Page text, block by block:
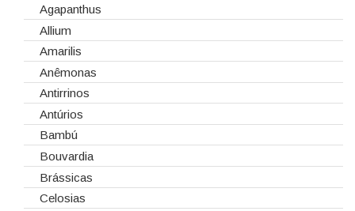
Caixas e Sacos
Cartões e Etiquetas
Cola Fria
Corantes
Embalagens
Esponjas
Estruturas
Fitas
Gaiolas
Lanternas
Dia da Mãe
Dia da Mulher
Dia de Todos os Santos (1 de Novembro)
Dia dos Namorados
Natal
Agapanthus
Allium
Amarilis
Anêmonas
Antirrinos
Antúrios
Bambú
Bouvardia
Brássicas
Celosias